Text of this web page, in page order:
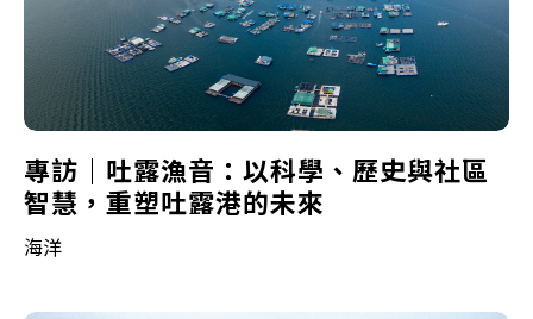
專訪｜吐露漁音：以科學、歷史與社區
智慧，重塑吐露港的未來
海洋